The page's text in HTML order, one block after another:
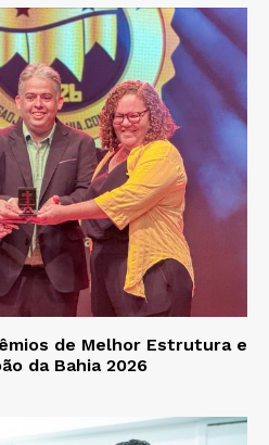
de Melhor Estrutura e
da Bahia 2026